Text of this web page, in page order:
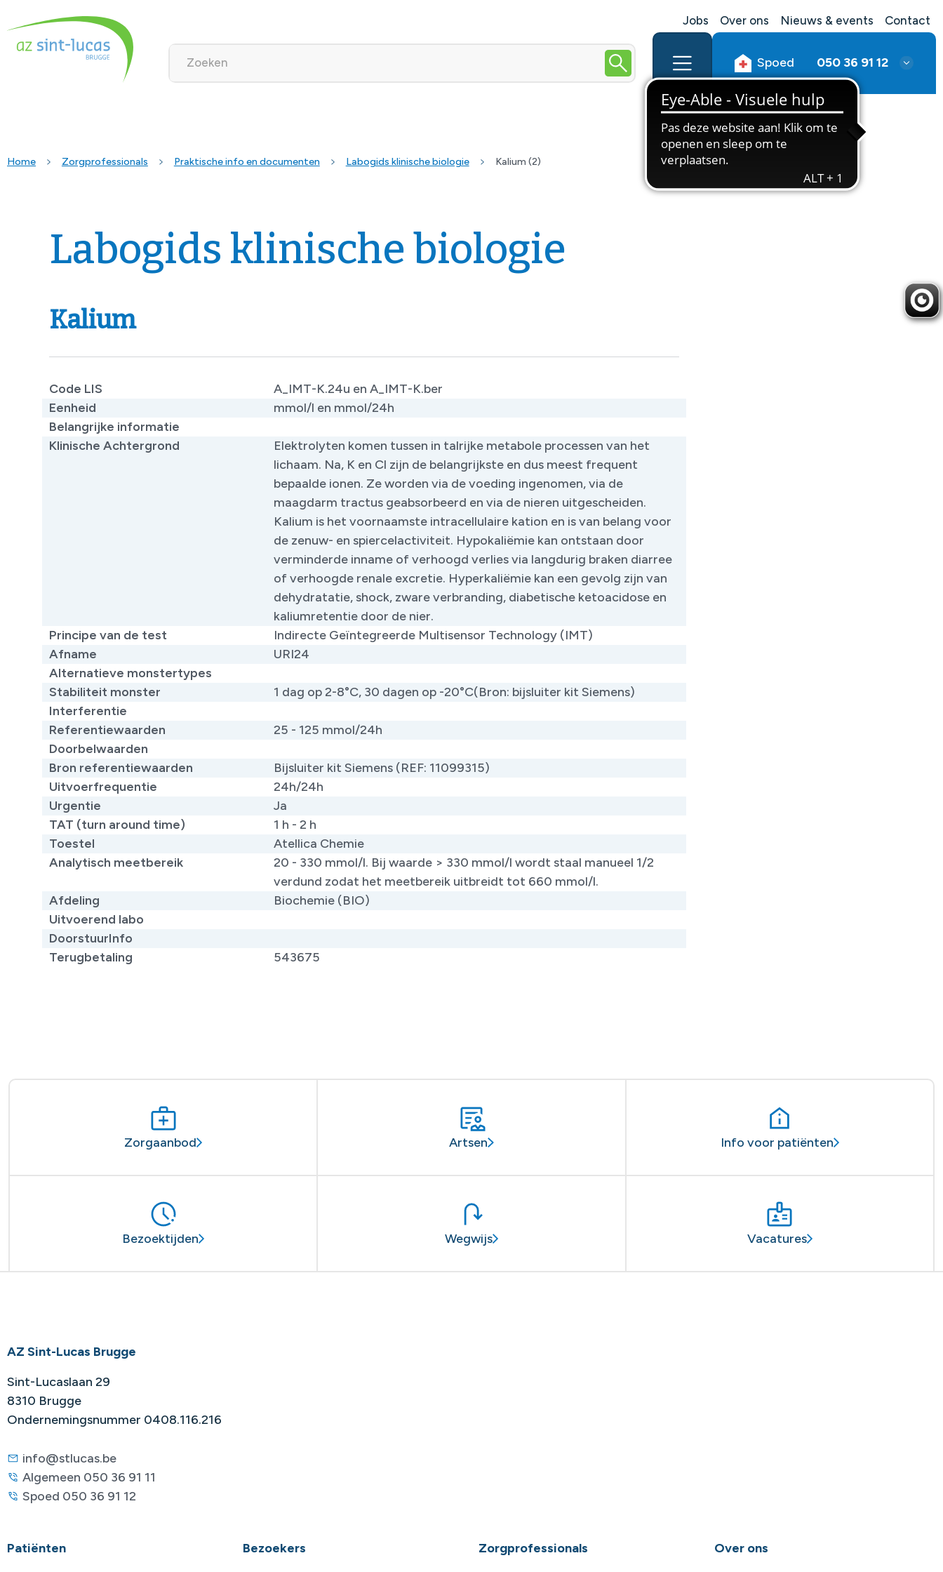
Jobs Over ons Nieuws & events Contact
Spoed 050 36 91 12
Home Zorgprofessionals Praktische info en documenten Labogids klinische biologie Kalium (2)
Labogids klinische biologie
Kalium
Code LIS
A_IMT-K.24u en A_IMT-K.ber
Eenheid
mmol/l en mmol/24h
Belangrijke informatie
Klinische Achtergrond
Elektrolyten komen tussen in talrijke metabole processen van het
lichaam. Na, K en Cl zijn de belangrijkste en dus meest frequent
bepaalde ionen. Ze worden via de voeding ingenomen, via de
maagdarm tractus geabsorbeerd en via de nieren uitgescheiden.
Kalium is het voornaamste intracellulaire kation en is van belang voor
de zenuw- en spiercelactiviteit. Hypokaliëmie kan ontstaan door
verminderde inname of verhoogd verlies via langdurig braken diarree
of verhoogde renale excretie. Hyperkaliëmie kan een gevolg zijn van
dehydratatie, shock, zware verbranding, diabetische ketoacidose en
kaliumretentie door de nier.
Principe van de test
Indirecte Geïntegreerde Multisensor Technology (IMT)
Afname
URI24
Alternatieve monstertypes
Stabiliteit monster
1 dag op 2-8°C, 30 dagen op -20°C(Bron: bijsluiter kit Siemens)
Interferentie
Referentiewaarden
25 - 125 mmol/24h
Doorbelwaarden
Bron referentiewaarden
​Bijsluiter kit Siemens (REF: 11099315)
Uitvoerfrequentie
24h/24h
Urgentie
Ja
TAT (turn around time)
1 h - 2 h
Toestel
Atellica Chemie
Analytisch meetbereik
20 - 330 mmol/l. Bij waarde > 330 mmol/l wordt staal manueel 1/2
verdund zodat het meetbereik uitbreidt tot 660 mmol/l.
Afdeling
Biochemie (BIO)
Uitvoerend labo
DoorstuurInfo
Terugbetaling
543675
Zorgaanbod Artsen Info voor patiënten
Bezoektijden Wegwijs Vacatures
AZ Sint-Lucas Brugge
Sint-Lucaslaan 29
8310 Brugge
Ondernemingsnummer 0408.116.216
info@stlucas.be
Algemeen 050 36 91 11
Spoed 050 36 91 12
Patiënten Bezoekers Zorgprofessionals
Over ons